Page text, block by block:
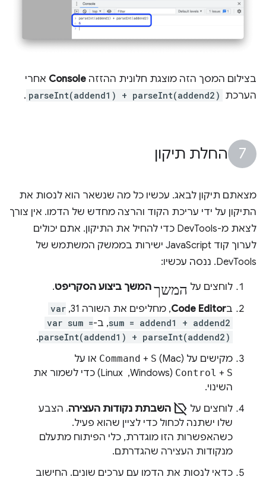
בצילום המסך הזה מוצגת חלונית ההזזה Console אחרי
הערכת parseInt(addend1) + parseInt(addend2)
.
החלת תיקון
מצאתם תיקון לבאג. עכשיו כל מה שנשאר הוא לנסות את
התיקון על ידי עריכת הקוד והרצה מחדש של הדמו. אין צורך
לצאת מ-DevTools כדי להחיל את התיקון. אתם יכולים
לערוך קוד JavaScript ישירות בממשק המשתמש של
DevTools. ננסה עכשיו:
לוחצים על המשך המשך ביצוע הסקריפט.
בCode Editor, מחליפים את השורה 31,
var
sum = addend1 + addend2, ב-var sum =
parseInt(addend1) + parseInt(addend2)
.
מקישים על
Command + S (Mac) או על
Control + S
(Windows, ‏ Linux) כדי לשמור את
השינוי.
לוחצים על label_off השבתת נקודות העצירה. הצבע
שלו ישתנה לכחול כדי לציין שהוא פעיל.
כשהאפשרות הזו מוגדרת, כלי הפיתוח מתעלם
מנקודות העצירה שהגדרתם.
כדאי לנסות את הדמו עם ערכים שונים. החישוב